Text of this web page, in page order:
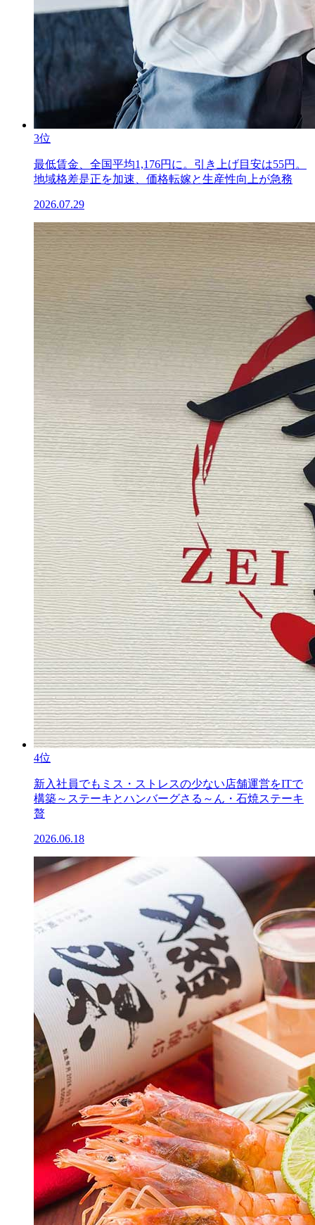
3位
最低賃金、全国平均1,176円に。引き上げ目安は55円。
地域格差是正を加速、価格転嫁と生産性向上が急務
2026.07.29
4位
新入社員でもミス・ストレスの少ない店舗運営をITで
構築～ステーキとハンバーグさる～ん・石焼ステーキ
贅
2026.06.18